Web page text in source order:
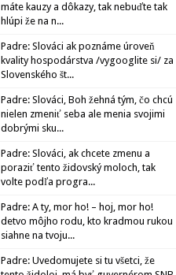
máte kauzy a dôkazy, tak nebuďte tak
hlúpi že na n...
Padre: Slováci ak poznáme úroveň
kvality hospodárstva /vygooglite si/ za
Slovenského št...
Padre: Slováci, Boh žehná tým, čo chcú
nielen zmeniť seba ale menia svojimi
dobrými sku...
Padre: Slováci, ak chcete zmenu a
poraziť tento židovský moloch, tak
volte podľa progra...
Padre: A ty, mor ho! – hoj, mor ho!
detvo môjho rodu, kto kradmou rukou
siahne na tvoju...
Padre: Uvedomujete si tu všetci, že